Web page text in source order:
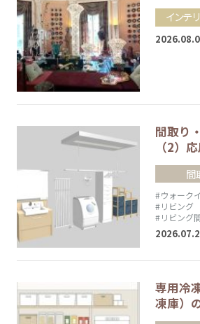
インテ
間取り
（2）
間
#ウォーク
#リビング
#リビング
専用冷
凍庫）